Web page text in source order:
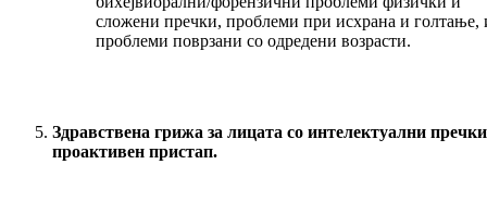
сложени пречки, проблеми при исхрана и голтање,
проблеми поврзани со одредени возрасти.
Здравствена грижа за лицата со интелектуални
проактивен пристап.